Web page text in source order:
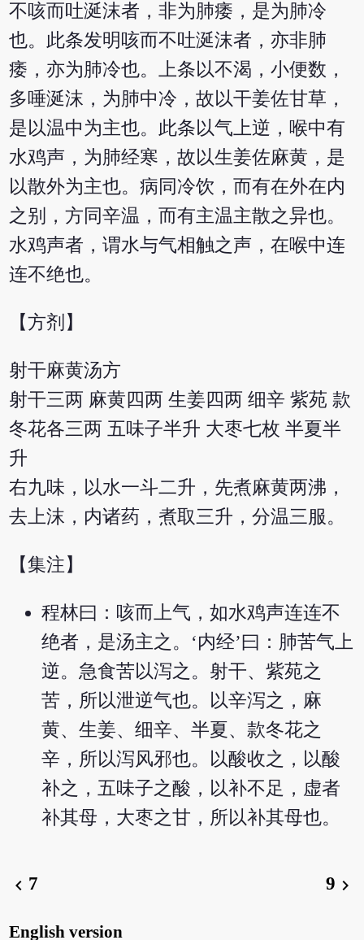
不咳而吐涎沫者，非为肺痿，是为肺冷
也。此条发明咳而不吐涎沫者，亦非肺
痿，亦为肺冷也。上条以不渴，小便数，
多唾涎沫，为肺中冷，故以干姜佐甘草，
是以温中为主也。此条以气上逆，喉中有
水鸡声，为肺经寒，故以生姜佐麻黄，是
以散外为主也。病同冷饮，而有在外在内
之别，方同辛温，而有主温主散之异也。
水鸡声者，谓水与气相触之声，在喉中连
连不绝也。
【方剂】
射干麻黄汤方
射干三两 麻黄四两 生姜四两 细辛 紫苑 款
冬花各三两 五味子半升 大枣七枚 半夏半
升
右九味，以水一斗二升，先煮麻黄两沸，
去上沫，内诸药，煮取三升，分温三服。
【集注】
程林曰：咳而上气，如水鸡声连连不
绝者，是汤主之。‘内经’曰：肺苦气上
逆。急食苦以泻之。射干、紫苑之
苦，所以泄逆气也。以辛泻之，麻
黄、生姜、细辛、半夏、款冬花之
辛，所以泻风邪也。以酸收之，以酸
补之，五味子之酸，以补不足，虚者
补其母，大枣之甘，所以补其母也。
chevron_left 7 9 chevron_right
English version